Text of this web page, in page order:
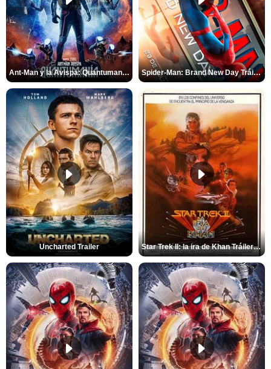
Ant-Man y la Avispa: Quantumanía Tráiler (2) Spider-Man: Brand New Day Tráiler (3)
Uncharted Trailer Star Trek II: la ira de Khan Tráiler VO